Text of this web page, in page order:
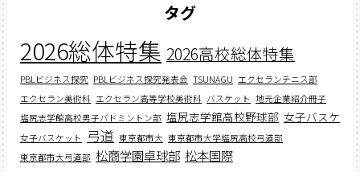
タグ
2026総体特集 2026高校総体特集
PBLビジネス探究 PBLビジネス探究発表会 TSUNAGU エクセランテニス部
エクセラン美術科 エクセラン高等学校美術科 バスケット 地元企業紹介冊子
塩尻志学館高校男子バドミントン部 塩尻志学館高校野球部 女子バスケ
女子バスケット 弓道 東京都市大 東京都市大学塩尻高校弓道部
東京都市大弓道部 松商学園卓球部 松本国際